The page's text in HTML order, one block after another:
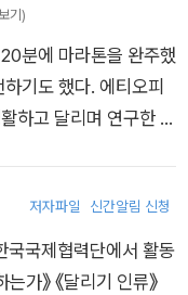
기)
분에 마라톤을 완주했
기도 했다. 에티오피
하고 달리며 연구한 끝
월드》 《트레일 러닝》
멕시코 등지에서 지구
행하고 있다.
저자파일 신간알림 신청
국국제협력단에서 활동
가》 《달리기 인류》